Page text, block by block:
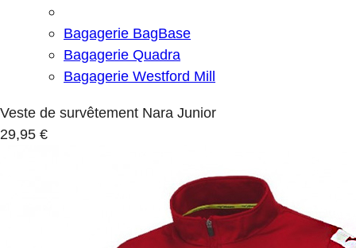
Bagagerie BagBase
Bagagerie Quadra
Bagagerie Westford Mill
Veste de survêtement Nara Junior
29,95 €